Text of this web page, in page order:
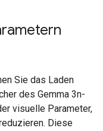
Sie das Laden
des Gemma 3n-
visuelle Parameter,
Diese